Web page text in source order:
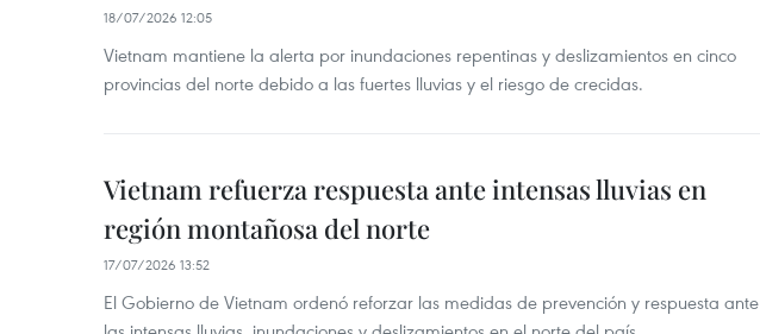
18/07/2026 12:05
Vietnam mantiene la alerta por inundaciones repentinas y deslizamientos en cinco
provincias del norte debido a las fuertes lluvias y el riesgo de crecidas.
Vietnam refuerza respuesta ante intensas lluvias en
región montañosa del norte
17/07/2026 13:52
El Gobierno de Vietnam ordenó reforzar las medidas de prevención y respuesta ante